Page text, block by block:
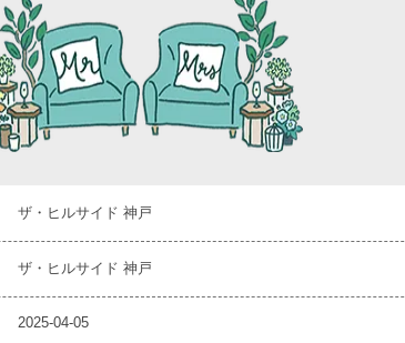
ザ・ヒルサイド 神戸
ザ・ヒルサイド 神戸
2025-04-05